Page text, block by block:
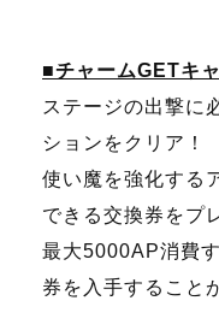
■チャームGETキ
ステージの出撃に
ションをクリア！
使い魔を強化する
できる交換券をプ
最大5000AP消費
券を入手すること